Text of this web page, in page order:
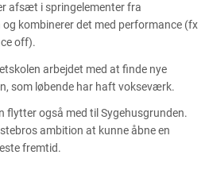
afsæt i springelementer fra
kombinerer det med performance (fx
off).
arbejdet med at finde nye
som løbende har haft vokseværk.
flytter også med til Sygehusgrunden.
ambition at kunne åbne en
fremtid.